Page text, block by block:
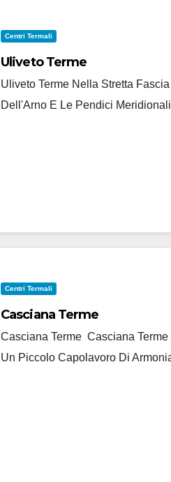
Centri Termali
Uliveto Terme
Uliveto Terme Nella Stretta
Dell'Arno E Le Pendici
Centri Termali
Casciana Terme
Casciana Terme Casciana
Un Piccolo Capolavoro Di